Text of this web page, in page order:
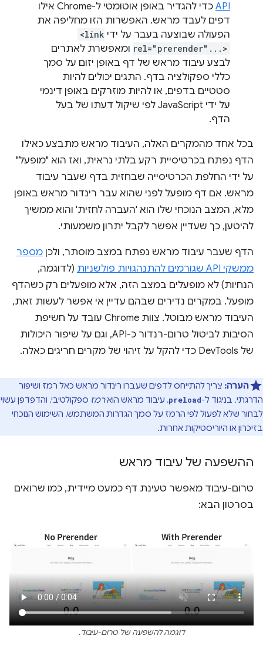
API
כדי להגדיר באופן אוטומטי ל-Chrome אילו
דפים לעבד מראש. האפשרות הזו מחליפה את
הפעולה שבוצעה בעבר על ידי <link
rel="prerender"...> ומאפשרת לאתרים
לבצע עיבוד מראש של דף באופן יזום על סמך
כללי ספקולציה בדף. התגים יכולים להיות
סטטיים בדפים, או להיות מוזרקים באופן דינמי
על ידי JavaScript לפי שיקול דעתו של בעל
הדף.
בכל אחד מהמקרים האלה, העיבוד מראש מתבצע כאילו
הדף נפתח בכרטיסיית רקע בלתי נראית, ואז הוא "מופעל"
על ידי החלפת הכרטיסייה שבחזית בדף שעבר עיבוד
מראש. אם דף מופעל לפני שהוא עבר רינדור מראש באופן
מלא, המצב הנוכחי שלו הוא 'העברה לחזית' והוא ממשיך
להיטען, כך שעדיין אפשר לקבל יתרון משמעותי.
הדף שעבר עיבוד מראש נפתח במצב מוסתר, ולכן מספר
ממשקי API שגורמים להתנהגויות פולשניות
(לדוגמה,
הנחיות) לא מופעלים במצב הזה, אלא מופעלים רק כשהדף
מופעל. במקרים נדירים שבהם עדיין אי אפשר לעשות זאת,
העיבוד מראש מבוטל. צוות Chrome עובד על חשיפת
הסיבות לביטול טרום-רנדור כ-API, וגם על שיפור היכולות
של DevTools כדי להקל על זיהוי של מקרים חריגים כאלה.
הערה: צריך להתייחס לדפים שעברו רינדור מראש כאל רמז ושיפור
הדרגתי. בניגוד ל-preload, עיבוד מראש הוארמז ספקולטיבי, והדפדפן עשוי
לבחור שלא לפעול לפי הרמז על סמך הגדרות המשתמש, השימוש הנוכחי
בזיכרון או היוריסטיקות אחרות.
ההשפעה של עיבוד מראש
טרום-עיבוד מאפשר טעינת דף כמעט מיידית, כמו שרואים
בסרטון הבא:
דוגמה להשפעה של טרום-עיבוד.